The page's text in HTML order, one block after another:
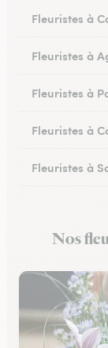
Fleuristes à
Fleuristes à
Fleuristes à
Fleuristes à
Fleuristes à
Fleuristes à
Nos